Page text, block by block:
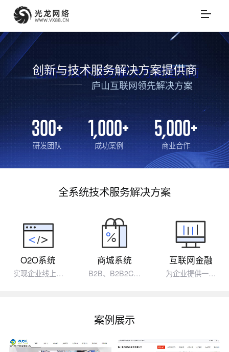
创新与技术服务解决方案提供商
庐山互联网领先解决方案
300+
研发团队
1,000+
成功案例
5,000+
商业合作
全系统技术服务解决方案
O2O系统
实现企业线上…
商城系统
B2B、B2B2C…
互联网金融
为企业提供一…
案例展示